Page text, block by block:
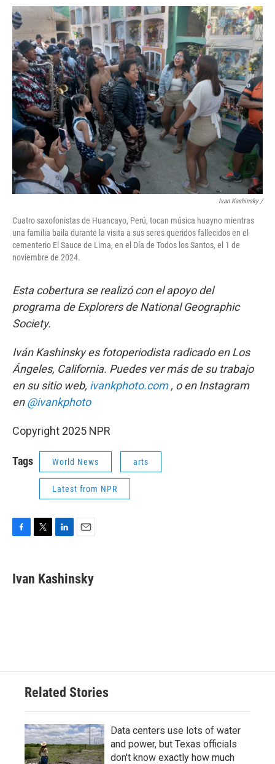
Ivan Kashinsky/
Cuatro saxofonistas de Huancayo, Perú, tocan música huayno mientras
una familia baila durante la visita a sus seres queridos fallecidos en el
cementerio El Sauce de Lima, en el Día de Todos los Santos, el 1 de
noviembre de 2024.
Esta cobertura se realizó con el apoyo del
programa de Explorers de National Geographic
Society.
Iván Kashinsky es fotoperiodista radicado en Los
Ángeles, California. Puedes ver más de su trabajo
en su sitio web, ivankphoto.com, o en Instagram
en@ivankphoto
Copyright 2025 NPR
Tags World News arts
Latest from NPR
e
b
t
t
k
e
i
l
Ivan Kashinsky
Related Stories
Data centers use lots of water
and power, but Texas officials
don't know exactly how much